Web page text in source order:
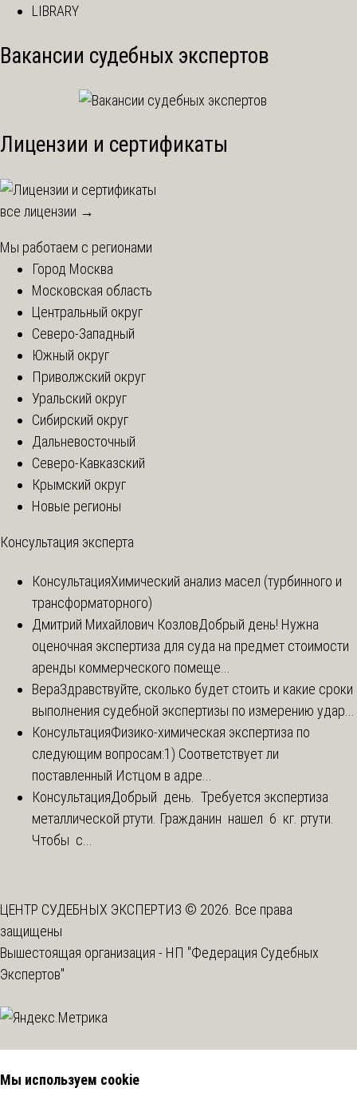
LIBRARY
Вакансии судебных экспертов
Лицензии и сертификаты
все лицензии →
Мы работаем с регионами
Город Москва
Московская область
Центральный округ
Северо-Западный
Южный округ
Приволжский округ
Уральский округ
Сибирский округ
Дальневосточный
Северо-Кавказский
Крымский округ
Новые регионы
Консультация эксперта
КонсультацияХимический анализ масел (турбинного и
трансформаторного)
Дмитрий Михайлович КозловДобрый день! Нужна
оценочная экспертиза для суда на предмет стоимости
аренды коммерческого помеще...
ВераЗдравствуйте, сколько будет стоить и какие сроки
выполнения судебной экспертизы по измерению удар...
КонсультацияФизико-химическая экспертиза по
следующим вопросам:1) Соответствует ли
поставленный Истцом в адре...
КонсультацияДобрый день. Требуется экспертиза
металлической ртути. Гражданин нашел 6 кг. ртути.
Чтобы с...
ЦЕНТР СУДЕБНЫХ ЭКСПЕРТИЗ © 2026. Все права
защищены
Вышестоящая организация - НП "Федерация Судебных
Экспертов"
Мы используем cookie